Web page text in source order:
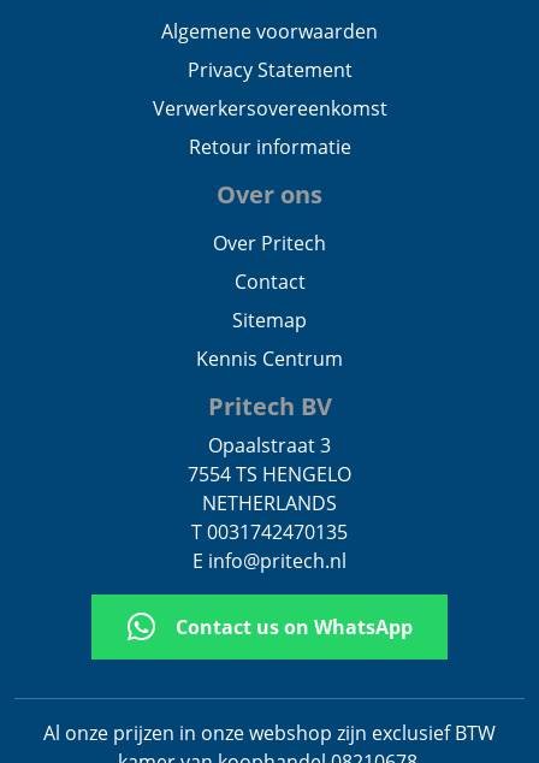
Algemene voorwaarden
Privacy Statement
Verwerkersovereenkomst
Retour informatie
Over ons
Over Pritech
Contact
Sitemap
Kennis Centrum
Pritech BV
Opaalstraat 3
7554 TS HENGELO
NETHERLANDS
T 0031742470135
E info@pritech.nl
Contact us on WhatsApp
Al onze prijzen in onze webshop zijn exclusief BTW